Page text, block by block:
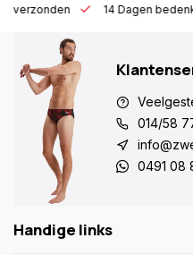
h verzonden 14 Dagen
014/58
0491 08
Handige links